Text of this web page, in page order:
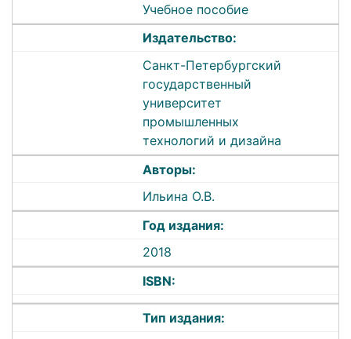
Учебное пособие
Издательство:
Санкт-Петербургский
государственный
университет
промышленных
технологий и дизайна
Авторы:
Ильина О.В.
Год издания:
2018
ISBN:
Тип издания: